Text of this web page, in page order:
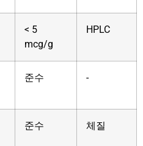
< 5
mcg/g
HPLC
준수 -
준수 체질